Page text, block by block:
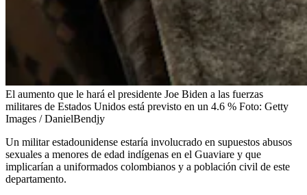
El aumento que le hará el presidente Joe Biden a las fuerzas
militares de Estados Unidos está previsto en un 4.6 % Foto: Getty
Images / DanielBendjy
Un militar estadounidense estaría involucrado en supuestos abusos
sexuales a menores de edad indígenas en el Guaviare y que
implicarían a uniformados colombianos y a población civil de este
departamento.